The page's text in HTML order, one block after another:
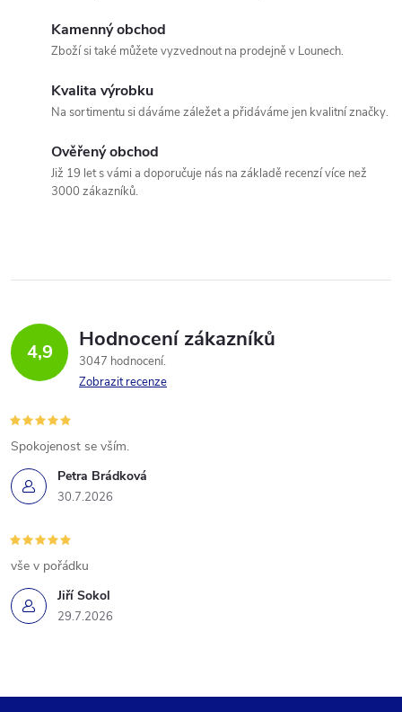
Kamenný obchod
Zboží si také můžete vyzvednout na prodejně v Lounech.
Kvalita výrobku
Na sortimentu si dáváme záležet a přidáváme jen kvalitní značky.
Ověřený obchod
Již 19 let s vámi a doporučuje nás na základě recenzí více než
3000 zákazníků.
4,9 Hodnocení zákazníků
3047 hodnocení
Zobrazit recenze
Petra Brádková
30.7.2026
Spokojenost se vším.
Jiří Sokol
29.7.2026
vše v pořádku